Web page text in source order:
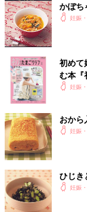
妊娠日数・生後日
け。同じ出産月の
きる「ルーム」や、
記録できる「成長き
妊娠中におススメ
かぼち
妊娠
初めて
む本『
妊娠
おから
妊娠
ひじき
妊娠